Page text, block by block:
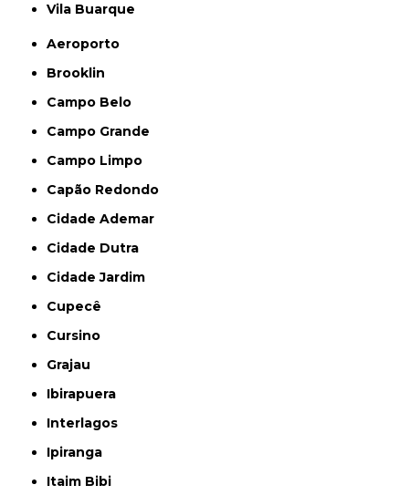
Vila Buarque
Aeroporto
Brooklin
Campo Belo
Campo Grande
Campo Limpo
Capão Redondo
Cidade Ademar
Cidade Dutra
Cidade Jardim
Cupecê
Cursino
Grajau
Ibirapuera
Interlagos
Ipiranga
Itaim Bibi